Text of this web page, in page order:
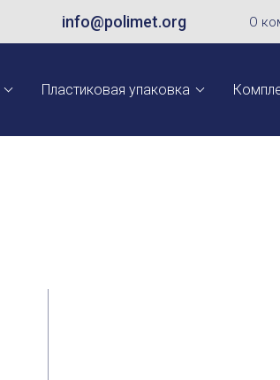
info@polimet.org О
Пластиковая упаковка